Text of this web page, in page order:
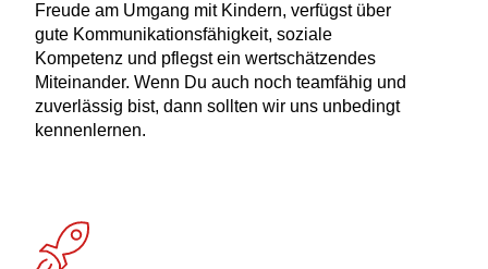
Freude am Umgang mit Kindern, verfügst über
gute Kommunikationsfähigkeit, soziale
Kompetenz und pflegst ein wertschätzendes
Miteinander. Wenn Du auch noch teamfähig und
zuverlässig bist, dann sollten wir uns unbedingt
kennenlernen.